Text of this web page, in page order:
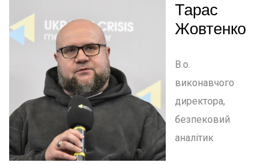
Тарас
Жовтенко
В.о.
виконавчого
директора,
безпековий
аналітик